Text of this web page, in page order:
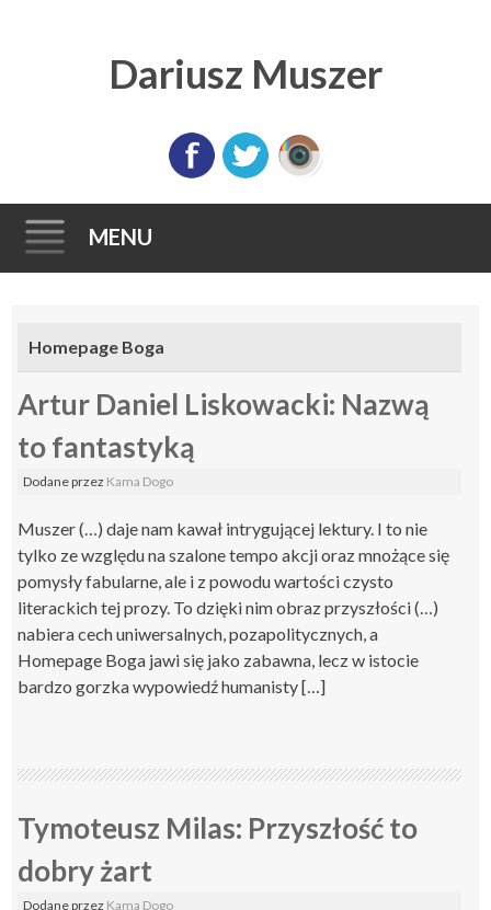
Dariusz Muszer
MENU
content
Homepage Boga
Artur Daniel Liskowacki: Nazwą
to fantastyką
Dodaneprzez Kama Dogo
Muszer (…) daje nam kawał intrygującej lektury. I to nie
tylko ze względu na szalone tempo akcji oraz mnożące się
pomysły fabularne, ale i z powodu wartości czysto
literackich tej prozy. To dzięki nim obraz przyszłości (…)
nabiera cech uniwersalnych, pozapolitycznych, a
Homepage Boga jawi się jako zabawna, lecz w istocie
bardzo gorzka wypowiedź humanisty […]
Tymoteusz Milas: Przyszłość to
dobry żart
Dodaneprzez Kama Dogo